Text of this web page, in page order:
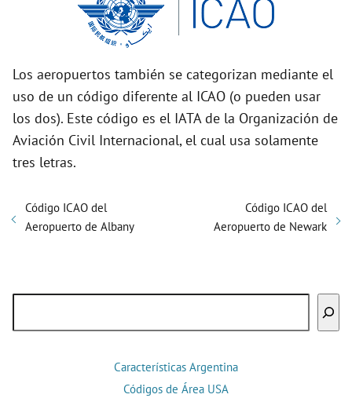
Los aeropuertos también se categorizan mediante el
uso de un código diferente al ICAO (o pueden usar
los dos). Este código es el IATA de la Organización de
Aviación Civil Internacional, el cual usa solamente
tres letras.
Código ICAO del
Aeropuerto de Albany
Código ICAO del
Aeropuerto de Newark
Características Argentina
Códigos de Área USA